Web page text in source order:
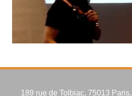
189 rue de Tolbiac, 75013